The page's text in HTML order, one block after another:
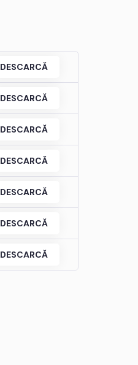
DESCARCĂ
DESCARCĂ
DESCARCĂ
DESCARCĂ
DESCARCĂ
DESCARCĂ
DESCARCĂ